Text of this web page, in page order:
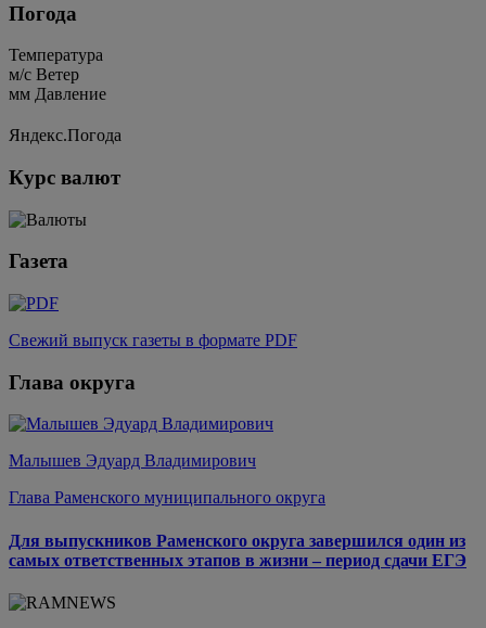
Погода
Температура
м/c Ветер
мм Давление
Яндекс.Погода
Курс валют
Газета
Свежий выпуск газеты в формате PDF
Глава округа
Малышев Эдуард Владимирович
Глава Раменского муниципального округа
Для выпускников Раменского округа завершился один из
самых ответственных этапов в жизни – период сдачи ЕГЭ